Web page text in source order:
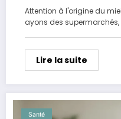
Attention à l'origine du
ayons des supermarchés,
Lire la suite
Santé